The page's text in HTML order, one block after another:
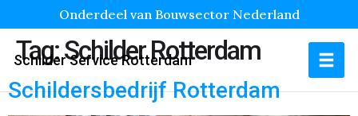
Onderdeel van Bouwsector Nederland
Schilder Service Rotterdam
Tag:Schilder Rotterdam
Schildersbedrijf Rotterdam